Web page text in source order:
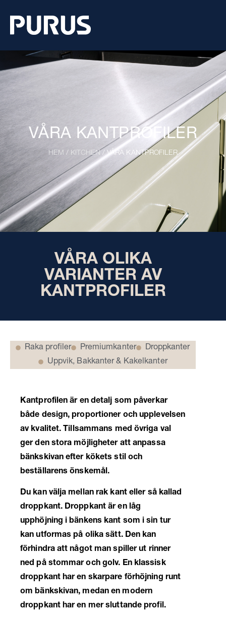
VÅRA KANTPROFILER
HEM / KITCHEN / VÅRA KANTPROFILER
VÅRA OLIKA
VARIANTER AV
KANTPROFILER
Raka profiler Premiumkanter
Droppkanter
Uppvik, Bakkanter & Kakelkanter
Kantprofilen är en detalj som påverkar
både design, proportioner och upplevelsen
av kvalitet. Tillsammans med övriga val
ger den stora möjligheter att anpassa
bänkskivan efter kökets stil och
beställarens önskemål.
Du kan välja mellan rak kant eller så kallad
droppkant. Droppkant är en låg
upphöjning i bänkens kant som i sin tur
kan utformas på olika sätt. Den kan
förhindra att något man spiller ut rinner
ned på stommar och golv. En klassisk
droppkant har en skarpare förhöjning runt
om bänkskivan, medan en modern
droppkant har en mer sluttande profil.